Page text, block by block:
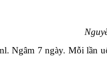
Ngâm 7 ngày. Mỗi lần